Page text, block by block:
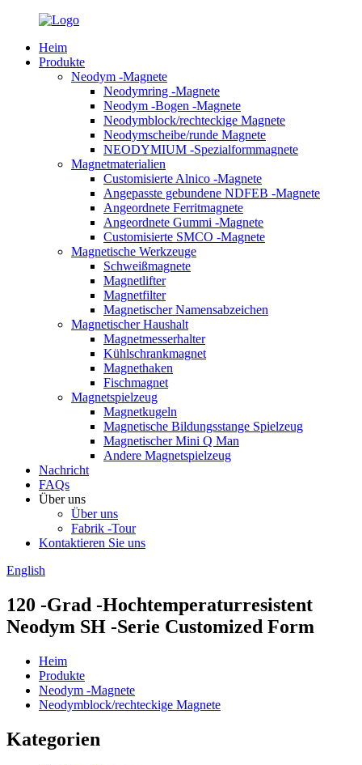
Heim
Produkte
Neodym -Magnete
Neodymring -Magnete
Neodym -Bogen -Magnete
Neodymblock/rechteckige Magnete
Neodymscheibe/runde Magnete
NEODYMIUM -Spezialformmagnete
Magnetmaterialien
Customisierte Alnico -Magnete
Angepasste gebundene NDFEB -Magnete
Angeordnete Ferritmagnete
Angeordnete Gummi -Magnete
Customisierte SMCO -Magnete
Magnetische Werkzeuge
Schweißmagnete
Magnetlifter
Magnetfilter
Magnetischer Namensabzeichen
Magnetischer Haushalt
Magnetmesserhalter
Kühlschrankmagnet
Magnethaken
Fischmagnet
Magnetspielzeug
Magnetkugeln
Magnetische Bildungsstange Spielzeug
Magnetischer Mini Q Man
Andere Magnetspielzeug
Nachricht
FAQs
Über uns
Über uns
Fabrik -Tour
Kontaktieren Sie uns
English
120 -Grad -Hochtemperaturresistent
Neodym SH -Serie Customized Form
Heim
Produkte
Neodym -Magnete
Neodymblock/rechteckige Magnete
Kategorien